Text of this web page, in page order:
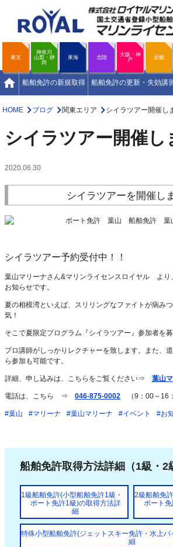
東京
神奈川
山梨・静
岡
東海 北陸
大阪・神
戸
近畿
home 船舶免許の新規取得 船舶免許の更新・失効講
HOME ブログ 関東エリア シイラツアー開催し
シイラツアー開催し
2020.06.30
シイラツアーを開催し
シイラツアー予約受付中！！
葉山マリーナさん&マリンライセンスロイヤル より
お知らせです。
夏の相模湾といえば、スリリングなファイトが病み
気！
そこで夏限定プログラム『シイラツアー』参加者を募
プロ講師がしっかりレクチャーを致します。また、
ら参加も可能です。
詳細、申し込みは、こちらをご覧ください⇒ 葉山
電話は、こちら ⇒ 046-875-0002 （9：00～16
#葉山 #マリーナ #葉山マリーナ #イベント #お
船舶免許取得方法詳細（1級・2
1級船舶免許(小型船舶免許1級・
ボート免許1級)の取得方法詳
細
2級船舶免
ボート
特殊小型船舶免許(ジェットスキー免許・水上
細